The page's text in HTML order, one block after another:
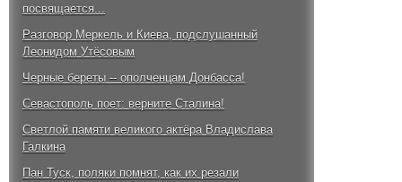
посвящается...
Разговор Меркель и Киева, подслушанный
Леонидом Утёсовым
Черные береты -- ополченцам Донбасса!
Севастополь поет: верните Сталина!
Светлой памяти великого актёра Владислава
Галкина
Пан Туск, поляки помнят, как их резали